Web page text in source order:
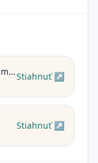
KBÚ Lepidlo na hlodavce a hmyz (2)Stiahnuť ↗
Stiahnuť ↗